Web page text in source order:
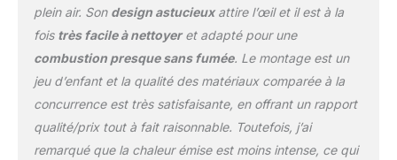
plein air. Son design astucieuxattire l’œil et il est à la
fois très facile à nettoyeret adapté pour une
combustion presque sans fumée. Le montage est un
jeu d’enfant et la qualité des matériaux comparée à la
concurrence est très satisfaisante, en offrant un rapport
qualité/prix tout à fait raisonnable. Toutefois, j’ai
remarqué que la chaleur émise est moins intense, ce qui